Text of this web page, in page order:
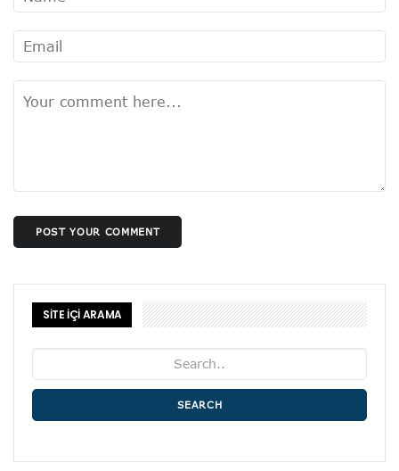
POST YOUR COMMENT
SİTE İÇİ ARAMA
SEARCH